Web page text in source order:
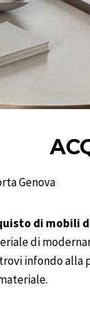
Genova
di mobili
di
infondo alla